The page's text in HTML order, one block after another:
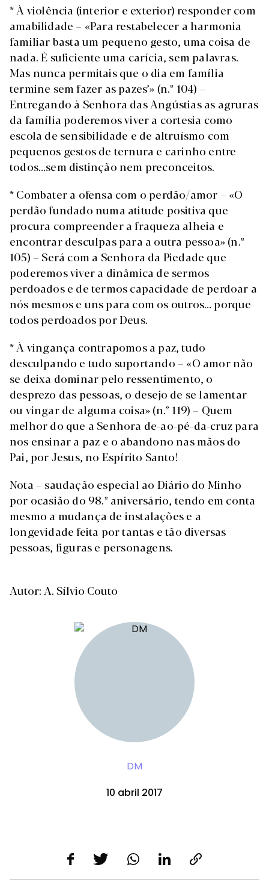
* À violência (interior e exterior) responder com
amabilidade – «Para restabelecer a harmonia
familiar basta um pequeno gesto, uma coisa de
nada. É suficiente uma carícia, sem palavras.
Mas nunca permitais que o dia em família
termine sem fazer as pazes’» (n.º 104) –
Entregando à Senhora das Angústias as agruras
da família poderemos viver a cortesia como
escola de sensibilidade e de altruísmo com
pequenos gestos de ternura e carinho entre
todos…sem distinção nem preconceitos.
* Combater a ofensa com o perdão/amor – «O
perdão fundado numa atitude positiva que
procura compreender a fraqueza alheia e
encontrar desculpas para a outra pessoa» (n.º
105) – Será com a Senhora da Piedade que
poderemos viver a dinâmica de sermos
perdoados e de termos capacidade de perdoar a
nós mesmos e uns para com os outros… porque
todos perdoados por Deus.
* À vingança contrapomos a paz, tudo
desculpando e tudo suportando – «O amor não
se deixa dominar pelo ressentimento, o
desprezo das pessoas, o desejo de se lamentar
ou vingar de alguma coisa» (n.º 119) – Quem
melhor do que a Senhora de-ao-pé-da-cruz para
nos ensinar a paz e o abandono nas mãos do
Pai, por Jesus, no Espírito Santo!
Nota – saudação especial ao Diário do Minho
por ocasião do 98.º aniversário, tendo em conta
mesmo a mudança de instalações e a
longevidade feita por tantas e tão diversas
pessoas, figuras e personagens.
Autor: A. Sílvio Couto
DM
10 abril 2017